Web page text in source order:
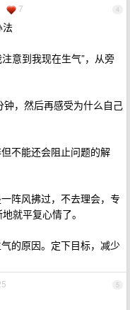
4
7
法
意到我现在生气”，从旁
，然后再感受为什么自己
不能还会阻止问题的解
阵风拂过，不去理会，专
就平复心情了。
的原因。定下目标，减少
5